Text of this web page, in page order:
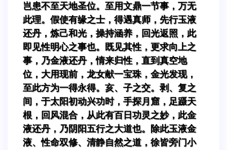
岂患不至天地圣位。至用文鼎一节事，万无
此理。假使有缘之士，得遇真师，先行玉液
还丹，炼己和光，操持涵养，回光返照，此
即见性明心之事也。既见其性，更求向上之
事，乃金液还丹，情来归性，直到真空地
位，大用现前，龙女献一宝珠，金光发现，
至此方为一得永得。亥、子之交。剥、复之
间，于太阳初动兴功时，手探月窟，足蹑天
根，回风混合，从此有百日功灵之妙，此金
液还丹，乃阴阳五行之大道也。除此玉液金
液、性命双修、清静自然之道，徐皆旁门小